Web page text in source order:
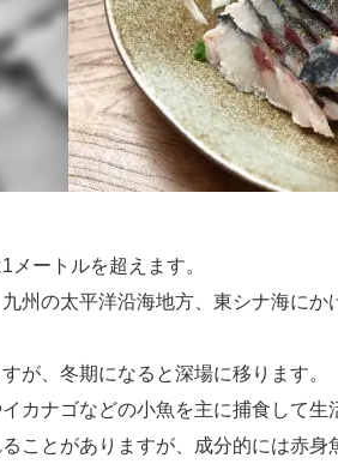
ートルを超えます。
州の太平洋沿海地方、東シナ海に
が、冬期になると深場に移ります。
カナゴなどの小魚を主に捕食して生
ことがありますが、成分的には赤身